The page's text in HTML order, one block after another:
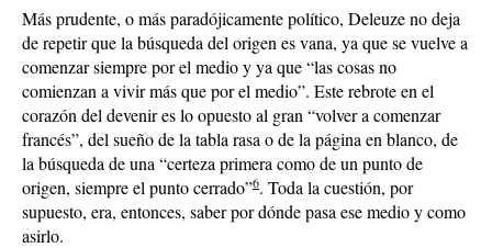
Más prudente, o más paradójicamente político, Deleuze no deja
de repetir que la búsqueda del origen es vana, ya que se vuelve a
comenzar siempre por el medio y ya que “las cosas no
comienzan a vivir más que por el medio”. Este rebrote en el
corazón del devenir es lo opuesto al gran “volver a comenzar
francés”, del sueño de la tabla rasa o de la página en blanco, de
la búsqueda de una “certeza primera como de un punto de
origen, siempre el punto cerrado”6. Toda la cuestión, por
supuesto, era, entonces, saber por dónde pasa ese medio y como
asirlo.